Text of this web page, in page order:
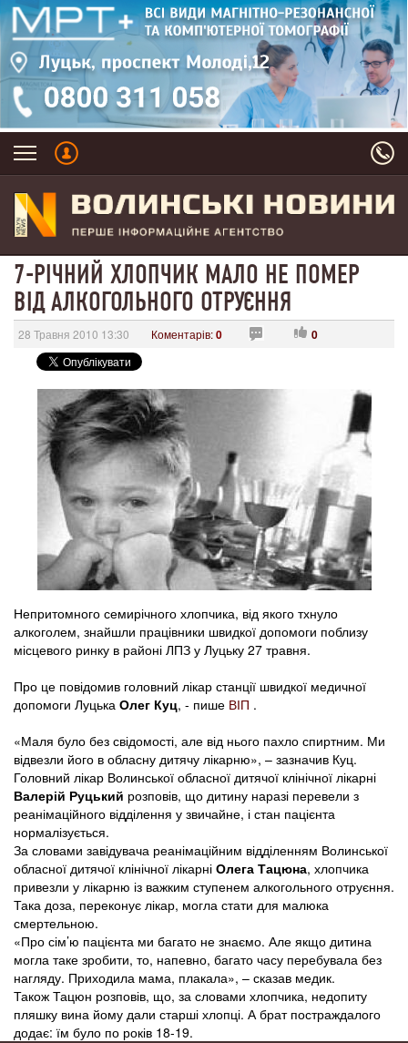
7-РІЧНИЙ ХЛОПЧИК МАЛО НЕ ПОМЕР
ВІД АЛКОГОЛЬНОГО ОТРУЄННЯ
28 Травня 2010 13:30 Коментарів:0 0
Непритомного семирічного хлопчика, від якого тхнуло
алкоголем, знайшли працівники швидкої допомоги поблизу
місцевого ринку в районі ЛПЗ у Луцьку 27 травня.
Про це повідомив головний лікар станції швидкої медичної
допомоги Луцька Олег Куц, - пише ВІП .
«Маля було без свідомості, але від нього пахло спиртним. Ми
відвезли його в обласну дитячу лікарню», – зазначив Куц.
Головний лікар Волинської обласної дитячої клінічної лікарні
Валерій Руцький розповів, що дитину наразі перевели з
реанімаційного відділення у звичайне, і стан пацієнта
нормалізується.
За словами завідувача реанімаційним відділенням Волинської
обласної дитячої клінічної лікарні Олега Тацюна, хлопчика
привезли у лікарню із важким ступенем алкогольного отруєння.
Така доза, переконує лікар, могла стати для малюка
смертельною.
«Про сім’ю пацієнта ми багато не знаємо. Але якщо дитина
могла таке зробити, то, напевно, багато часу перебувала без
нагляду. Приходила мама, плакала», – сказав медик.
Також Тацюн розповів, що, за словами хлопчика, недопиту
пляшку вина йому дали старші хлопці. А брат постраждалого
додає: їм було по років 18-19.